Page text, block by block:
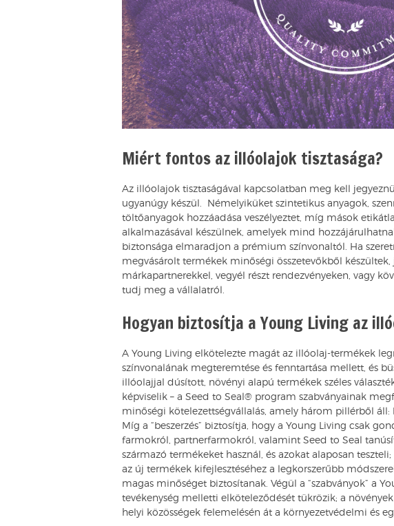
Miért fontos az illóolajok tisztasága?
Az illóolajok tisztaságával kapcsolatban meg kell
ugyanúgy készül. Némelyiküket szintetikus anyagok,
töltőanyagok hozzáadása veszélyeztet, míg mások
alkalmazásával készülnek, amelyek mind
biztonsága elmaradjon a prémium színvonaltól. Ha
megvásárolt termékek minőségi összetevőkből
márkapartnerekkel, vegyél részt rendezvényeken, vagy
tudj meg a vállalatról.
Hogyan biztosítja a Young Living az
A Young Living elkötelezte magát az illóolaj-termékek
színvonalának megteremtése és fenntartása mellett, és
illóolajjal dúsított, növényi alapú termékek széles
képviselik – a Seed to Seal® program szabványainak
minőségi kötelezettségvállalás, amely három pillérből áll:
Míg a “beszerzés” biztosítja, hogy a Young Living csak
farmokról, partnerfarmokról, valamint Seed to Seal
származó termékeket használ, és azokat alaposan
az új termékek kifejlesztéséhez a legkorszerűbb
magas minőséget biztosítanak. Végül a “szabványok” a
tevékenység melletti elköteleződését tükrözik; a
helyi közösségek felemelésén át a környezetvédelmi és